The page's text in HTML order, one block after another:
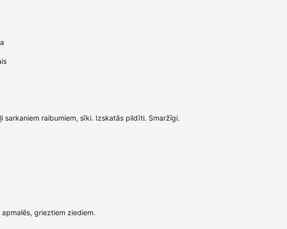
sarkaniem raibumiem, sīki. Izskatās pildīti. Smaržīgi.
grieztiem ziediem.